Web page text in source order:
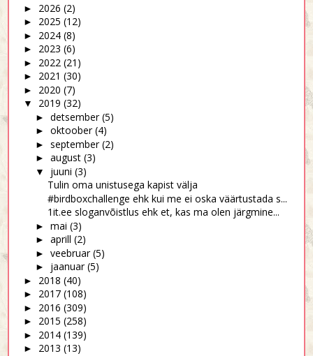
► 2026 (2)
► 2025 (12)
► 2024 (8)
► 2023 (6)
► 2022 (21)
► 2021 (30)
► 2020 (7)
▼ 2019 (32)
► detsember (5)
► oktoober (4)
► september (2)
► august (3)
▼ juuni (3)
Tulin oma unistusega kapist välja
#birdboxchallenge ehk kui me ei oska väärtustada s...
1it.ee sloganvõistlus ehk et, kas ma olen järgmine...
► mai (3)
► aprill (2)
► veebruar (5)
► jaanuar (5)
► 2018 (40)
► 2017 (108)
► 2016 (309)
► 2015 (258)
► 2014 (139)
► 2013 (13)